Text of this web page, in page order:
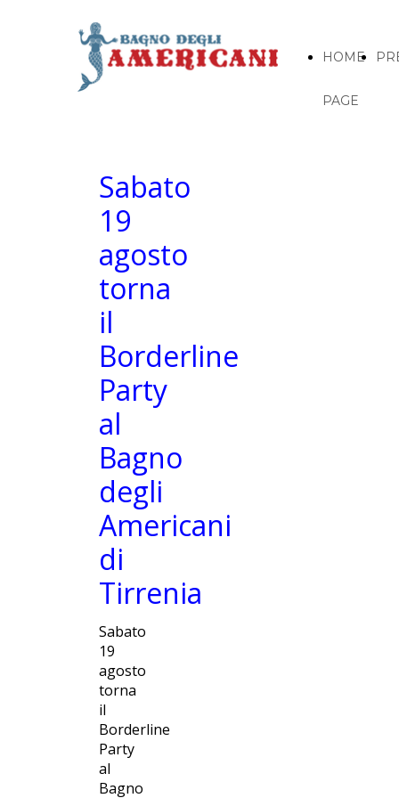
HOME
PAGE
Sabato
19
agosto
torna
il
Borderline
Party
al
Bagno
degli
Americani
di
Tirrenia
Sabato
19
agosto
torna
il
Borderline
Party
al
Bagno